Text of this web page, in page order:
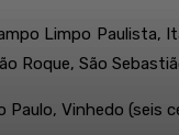
Limpo
Roque, São
Paulo, Vinhedo (seis